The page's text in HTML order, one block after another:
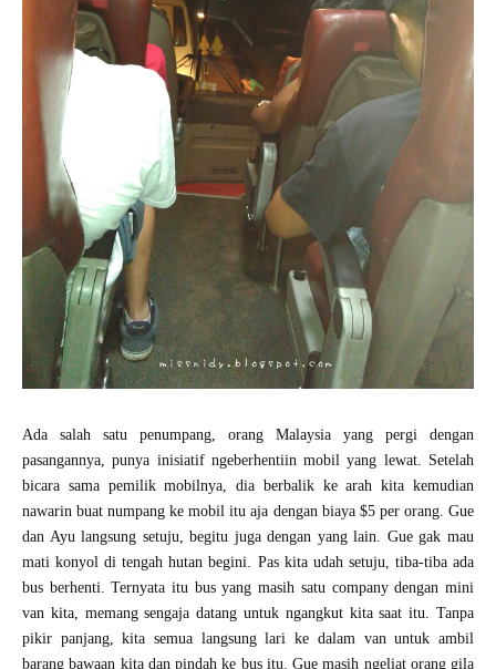
Ada salah satu penumpang, orang Malaysia yang pergi dengan
pasangannya, punya inisiatif ngeberhentiin mobil yang lewat. Setelah
bicara sama pemilik mobilnya, dia berbalik ke arah kita kemudian
nawarin buat numpang ke mobil itu aja dengan biaya $5 per orang. Gue
dan Ayu langsung setuju, begitu juga dengan yang lain. Gue gak mau
mati konyol di tengah hutan begini. Pas kita udah setuju, tiba-tiba ada
bus berhenti. Ternyata itu bus yang masih satu company dengan mini
van kita, memang sengaja datang untuk ngangkut kita saat itu. Tanpa
pikir panjang, kita semua langsung lari ke dalam van untuk ambil
barang bawaan kita dan pindah ke bus itu. Gue masih ngeliat orang gila